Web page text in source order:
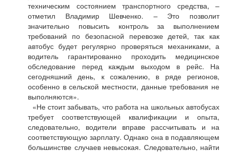
техническим состоянием транспортного средства, –
отметил Владимир Шевченко. – Это позволит
значительно повысить контроль за выполнением
требований по безопасной перевозке детей, так как
автобус будет регулярно проверяться механиками, а
водитель гарантированно проходить медицинское
обследование перед каждым выходом в рейс. На
сегодняшний день, к сожалению, в ряде регионов,
особенно в сельской местности, данные требования не
выполняются».
«Не стоит забывать, что работа на школьных автобусах
требует соответствующей квалификации и опыта,
следовательно, водители вправе рассчитывать и на
соответствующую зарплату. Однако она в подавляющем
большинстве случаев невысокая. Следовательно, найти